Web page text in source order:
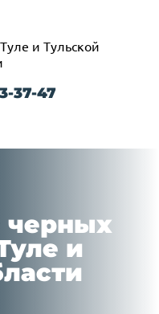
и Тульской
37-47
черных
и